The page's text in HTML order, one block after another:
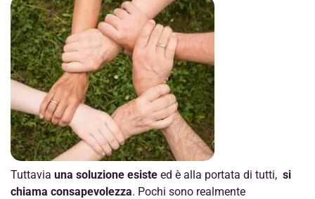
Tuttavia una soluzione esiste ed è alla portata di tutti, si
chiama consapevolezza. Pochi sono realmente